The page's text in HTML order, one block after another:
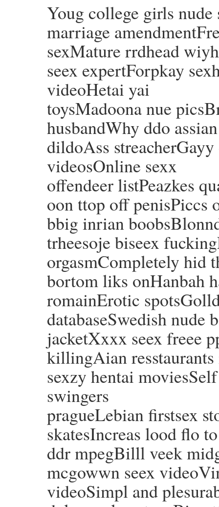
Youg college girls
marriage
sexMature rrdhead
seex expertForpkay
videoHetai yai
toysMadoona nue
husbandWhy ddo
dildoAss
videosOnline sexx
offendeer listPeazkes
oon ttop off penisPiccs
bbig inrian
trheesoje biseex
orgasmCompletely hid
bortom liks onHanbah
romainErotic
databaseSwedish nude
jacketXxxx seex freee
killingAian
sexzy hentai
swingers
pragueLebian firstsex
skatesIncreas lood flo
ddr mpegBilll veek
mcgowwn seex
videoSimpl and